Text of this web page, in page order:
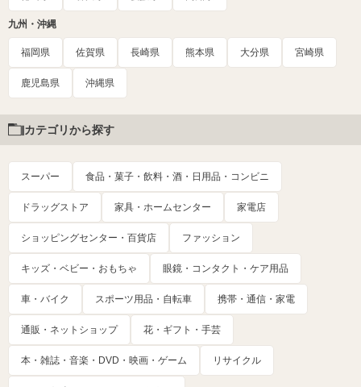
九州・沖縄
福岡県 佐賀県 長崎県 熊本県 大分県 宮崎県
鹿児島県 沖縄県
カテゴリから探す
スーパー 食品・菓子・飲料・酒・日用品・コンビニ
ドラッグストア 家具・ホームセンター 家電店
ショッピングセンター・百貨店 ファッション
キッズ・ベビー・おもちゃ 眼鏡・コンタクト・ケア用品
車・バイク スポーツ用品・自転車 携帯・通信・家電
通販・ネットショップ 花・ギフト・手芸
本・雑誌・音楽・DVD・映画・ゲーム リサイクル